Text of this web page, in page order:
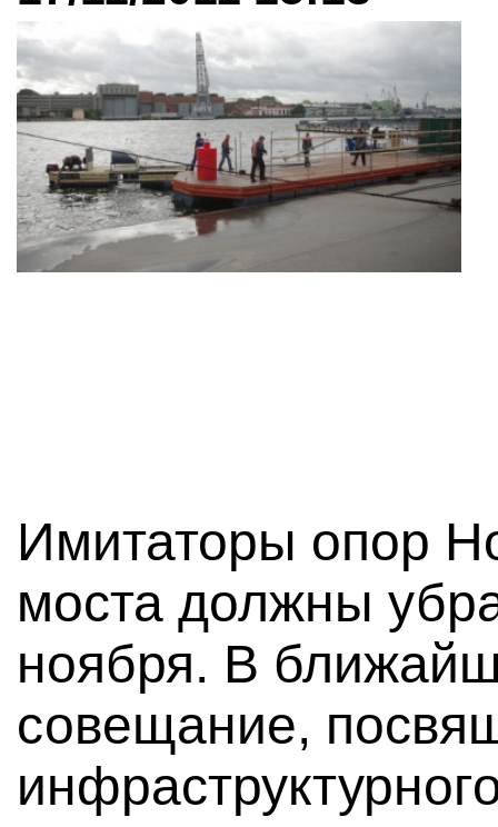
Имитаторы опор
моста должны
ноября. В
совещание,